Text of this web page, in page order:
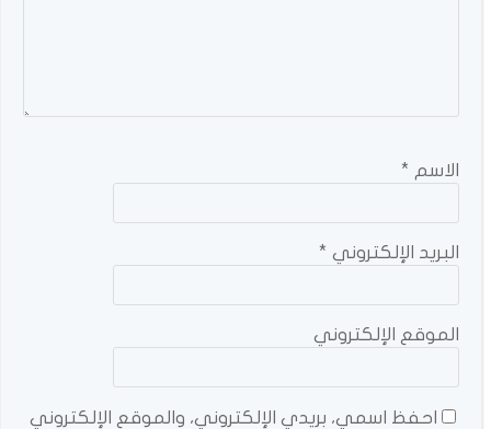
الاسم *
البريد الإلكتروني *
الموقع الإلكتروني
احفظ اسمي، بريدي الإلكتروني، والموقع الإلكتروني